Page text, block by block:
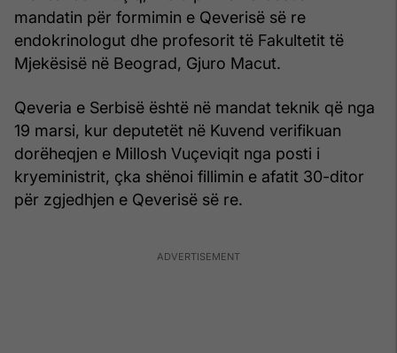
mandatin për formimin e Qeverisë së re
endokrinologut dhe profesorit të Fakultetit të
Mjekësisë në Beograd, Gjuro Macut.
Qeveria e Serbisë është në mandat teknik që nga
19 marsi, kur deputetët në Kuvend verifikuan
dorëheqjen e Millosh Vuçeviqit nga posti i
kryeministrit, çka shënoi fillimin e afatit 30-ditor
për zgjedhjen e Qeverisë së re.